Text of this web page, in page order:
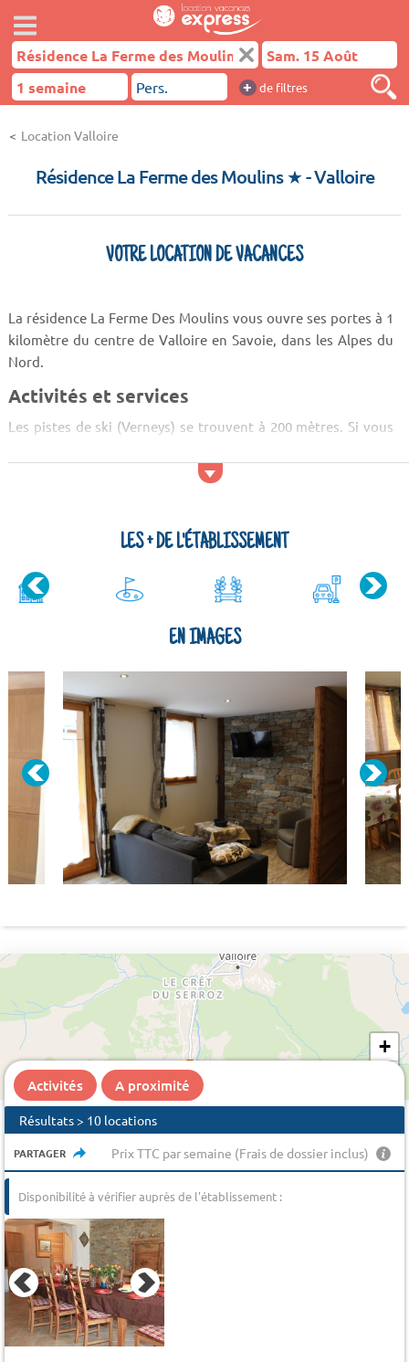
+ de filtres
Location Valloire
Résidence La Ferme des Moulins ★- Valloire
VOTRE LOCATION DE VACANCES
La résidence La Ferme Des Moulins vous ouvre ses portes à 1
kilomètre du centre de Valloire en Savoie, dans les Alpes du
Nord.
Activités et services
Les pistes de ski (Verneys) se trouvent à 200 mètres. Si vous
hammam. Magasins de skis, b...
LES + DE L'ÉTABLISSEMENT
EN IMAGES
+
Activités A proximité
Résultats > 10 locations
PARTAGER Prix TTC par semaine (Frais de dossier inclus)
Disponibilité à vérifier auprès de l'établissement :